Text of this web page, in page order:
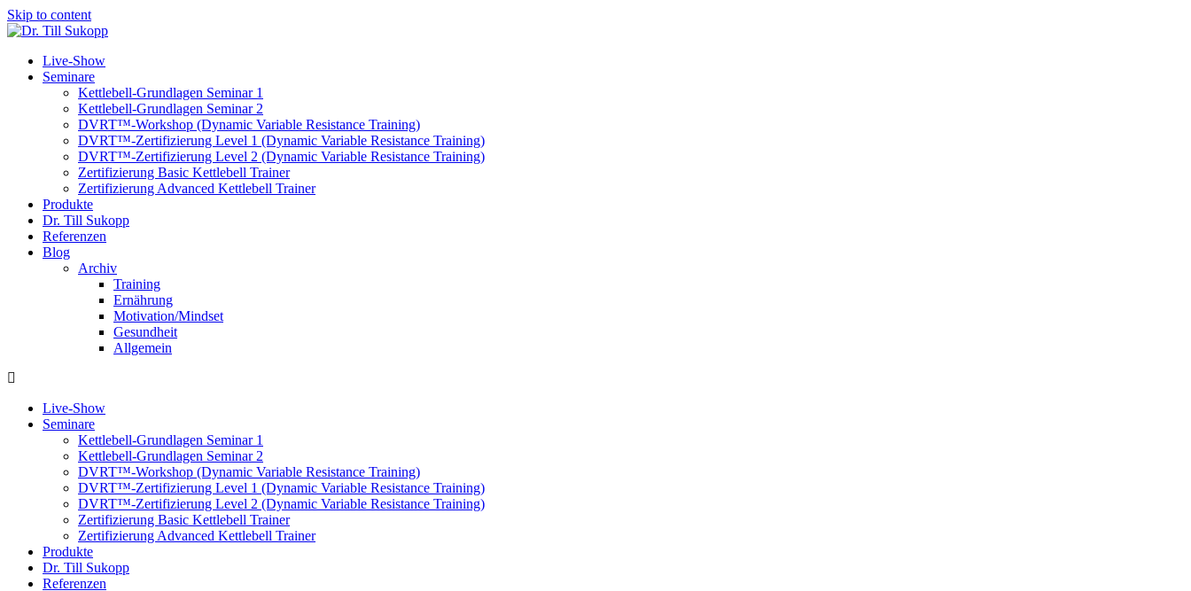
Skip to content
Live-Show
Seminare
Kettlebell-Grundlagen Seminar 1
Kettlebell-Grundlagen Seminar 2
DVRT™-Workshop (Dynamic Variable Resistance Training)
DVRT™-Zertifizierung Level 1 (Dynamic Variable Resistance Training)
DVRT™-Zertifizierung Level 2 (Dynamic Variable Resistance Training)
Zertifizierung Basic Kettlebell Trainer
Zertifizierung Advanced Kettlebell Trainer
Produkte
Dr. Till Sukopp
Referenzen
Blog
Archiv
Training
Ernährung
Motivation/Mindset
Gesundheit
Allgemein
Live-Show
Seminare
Kettlebell-Grundlagen Seminar 1
Kettlebell-Grundlagen Seminar 2
DVRT™-Workshop (Dynamic Variable Resistance Training)
DVRT™-Zertifizierung Level 1 (Dynamic Variable Resistance Training)
DVRT™-Zertifizierung Level 2 (Dynamic Variable Resistance Training)
Zertifizierung Basic Kettlebell Trainer
Zertifizierung Advanced Kettlebell Trainer
Produkte
Dr. Till Sukopp
Referenzen